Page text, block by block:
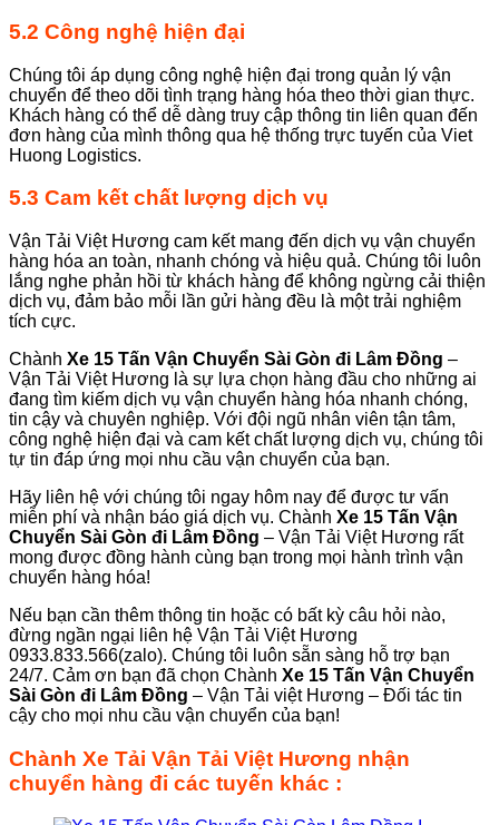
5.2 Công nghệ hiện đại
Chúng tôi áp dụng công nghệ hiện đại trong quản lý vận
chuyển để theo dõi tình trạng hàng hóa theo thời gian thực.
Khách hàng có thể dễ dàng truy cập thông tin liên quan đến
đơn hàng của mình thông qua hệ thống trực tuyến của Viet
Huong Logistics.
5.3 Cam kết chất lượng dịch vụ
Vận Tải Việt Hương cam kết mang đến dịch vụ vận chuyển
hàng hóa an toàn, nhanh chóng và hiệu quả. Chúng tôi luôn
lắng nghe phản hồi từ khách hàng để không ngừng cải thiện
dịch vụ, đảm bảo mỗi lần gửi hàng đều là một trải nghiệm
tích cực.
Chành Xe 15 Tấn Vận Chuyển Sài Gòn đi Lâm Đồng –
Vận Tải Việt Hương là sự lựa chọn hàng đầu cho những ai
đang tìm kiếm dịch vụ vận chuyển hàng hóa nhanh chóng,
tin cậy và chuyên nghiệp. Với đội ngũ nhân viên tận tâm,
công nghệ hiện đại và cam kết chất lượng dịch vụ, chúng tôi
tự tin đáp ứng mọi nhu cầu vận chuyển của bạn.
Hãy liên hệ với chúng tôi ngay hôm nay để được tư vấn
miễn phí và nhận báo giá dịch vụ. Chành Xe 15 Tấn Vận
Chuyển Sài Gòn đi Lâm Đồng – Vận Tải Việt Hương rất
mong được đồng hành cùng bạn trong mọi hành trình vận
chuyển hàng hóa!
Nếu bạn cần thêm thông tin hoặc có bất kỳ câu hỏi nào,
đừng ngần ngại liên hệ Vận Tải Việt Hương
0933.833.566(zalo). Chúng tôi luôn sẵn sàng hỗ trợ bạn
24/7. Cảm ơn bạn đã chọn Chành Xe 15 Tấn Vận Chuyển
Sài Gòn đi Lâm Đồng – Vận Tải việt Hương – Đối tác tin
cậy cho mọi nhu cầu vận chuyển của bạn!
Chành Xe Tải Vận Tải Việt Hương nhận
chuyển hàng đi các tuyến khác :